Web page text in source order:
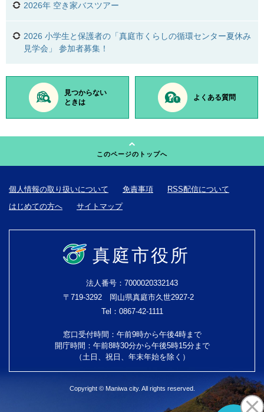
2026年 空き家バスツアー
2026 小学生と保護者の「真庭市くらしの循環センター夏休み
見学会」 参加者募集！
見つからない
ときは
よくある質問
このページのトップへ
個人情報の取り扱いについて 免責事項
RSS配信について
はじめての方へ
サイトマップ
真庭市役所
法人番号：7000020332143
〒719-3292 岡山県真庭市久世2927-2
Tel：0867-42-1111
窓口受付時間：午前9時から午後4時まで
開庁時間：午前8時30分から午後5時15分まで
（土日、祝日、年末年始を除く）
Copyright © Maniwa city. All rights reserved.